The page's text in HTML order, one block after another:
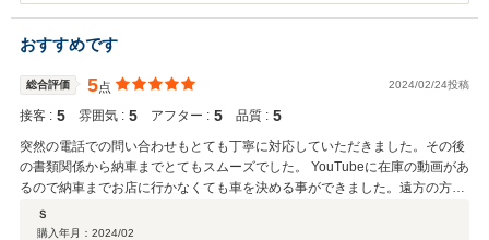
ました。スムーズに書類をご用意いただけて１週間で納車できまし
た。今後のカーライフも是非お任せください！ ありがとうございまし
た！
おすすめです
総合評価 5点 2024/02/24投稿
接客 : 5 雰囲気 : 5 アフター : 5 品質 : 5
突然の電話での問い合わせもとても丁寧に対応していただきました。その後
の書類関係から納車までとてもスムーズでした。 YouTubeに在庫の動画があ
るので納車までお店に行かなくても車を決める事ができました。遠方の方な
ども安心だと思います！
Ｓ
購入年月： 2024/02